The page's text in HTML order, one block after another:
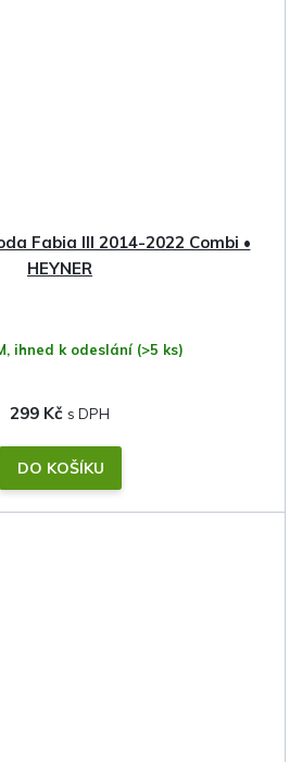
Fabia III 2014-2022 Combi •
HEYNER
ihned k odeslání (>5 ks)
299 Kč
DO KOŠÍKU